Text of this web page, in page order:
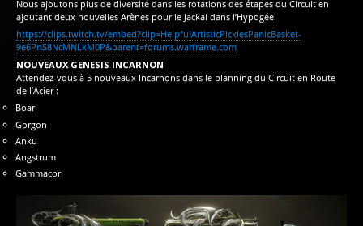
Nous ajoutons plus de diversité dans les rotations des étapes du Circuit en
ajoutant deux nouvelles Arènes pour le Jackal dans l’Hypogée.
https://clips.twitch.tv/embed?clip=HelpfulArtisticPicklesPanicBasket-
9e6PnS8NcMNLkM0P&parent=forums.warframe.com
NOUVEAUX GENESIS INCARNON
Attendez-vous à 5 nouveaux Incarnons dans le planning du Circuit en Route
de l’Acier :
Boar
Gorgon
Anku
Angstrum
Gammacor